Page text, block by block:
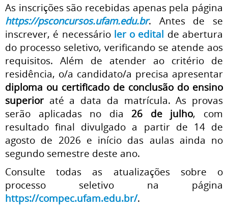
As inscrições são recebidas apenas pela página
https://psconcursos.ufam.edu.br. Antes de se
inscrever, é necessário ler o edital de abertura
do processo seletivo, verificando se atende aos
requisitos. Além de atender ao critério de
residência, o/a candidato/a precisa apresentar
diploma ou certificado de conclusão do ensino
superioraté a data da matrícula. As provas
serão aplicadas no dia 26 de julho, com
resultado final divulgado a partir de 14 de
agosto de 2026 e início das aulas ainda no
segundo semestre deste ano.
Consulte todas as atualizações sobre o
processo seletivo na página
https://compec.ufam.edu.br/.